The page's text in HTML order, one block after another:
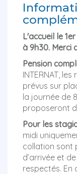
L'accueil le
à 9h30. Merci
Pension
INTERNAT,
prévus sur
la journée de
proposeront
Pour les
midi
collation sont
d’arrivée et
respectés. En